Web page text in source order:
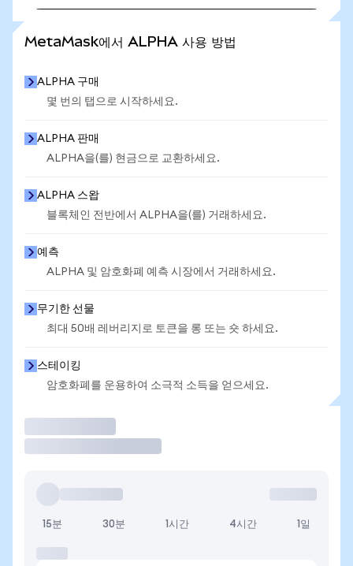
MetaMask에서 ALPHA 사용 방법
ALPHA 구매
몇 번의 탭으로 시작하세요.
ALPHA 판매
ALPHA을(를) 현금으로 교환하세요.
ALPHA 스왑
블록체인 전반에서 ALPHA을(를) 거래하세요.
예측
ALPHA 및 암호화폐 예측 시장에서 거래하세요.
무기한 선물
최대 50배 레버리지로 토큰을 롱 또는 숏 하세요.
스테이킹
암호화폐를 운용하여 소극적 소득을 얻으세요.
15분 30분 1시간 4시간 1일